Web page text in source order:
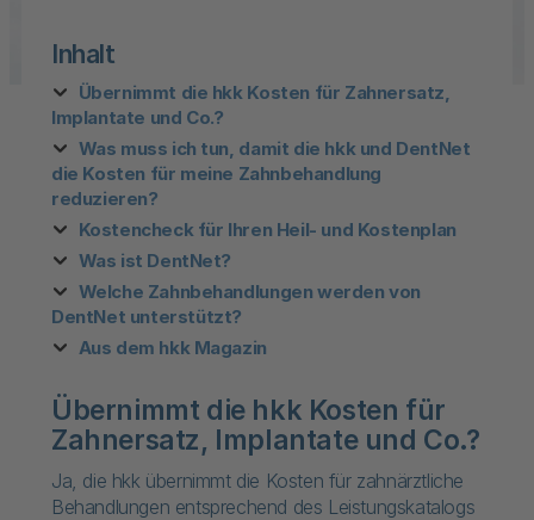
Inhalt
Übernimmt die hkk Kosten für Zahnersatz,
Implantate und Co.?
Was muss ich tun, damit die hkk und DentNet
die Kosten für meine Zahnbehandlung
reduzieren?
Kostencheck für Ihren Heil- und Kostenplan
Was ist DentNet?
Welche Zahnbehandlungen werden von
DentNet unterstützt?
Aus dem hkk Magazin
Übernimmt die hkk Kosten für
Zahnersatz, Implantate und Co.?
Ja, die hkk übernimmt die Kosten für zahnärztliche
Behandlungen entsprechend des Leistungskatalogs